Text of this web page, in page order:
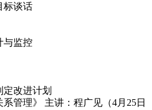
标谈话
与监控
改进计划
系管理》 主讲：程广见（4月25日